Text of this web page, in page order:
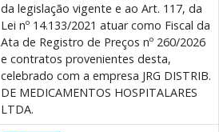
da legislação vigente e ao Art. 117, da
Lei nº 14.133/2021 atuar como Fiscal da
Ata de Registro de Preços nº 260/2026
e contratos provenientes desta,
celebrado com a empresa JRG DISTRIB.
DE MEDICAMENTOS HOSPITALARES
LTDA.